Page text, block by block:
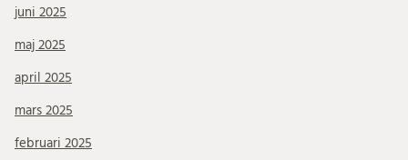
juni 2025
maj 2025
april 2025
mars 2025
februari 2025